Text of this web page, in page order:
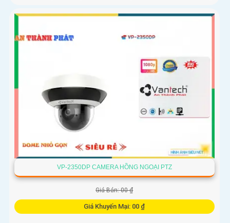
VP-2350DP CAMERA HỒNG NGOẠI PTZ
Giá Bán: 00 ₫
Giá Khuyến Mại: 00 ₫